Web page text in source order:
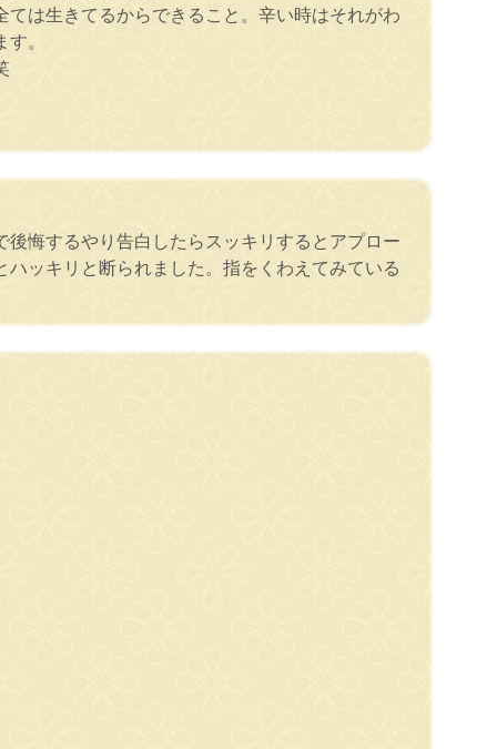
は生きてるからできること。辛い時はそれがわ
。
悔するやり告白したらスッキリするとアプロー
ッキリと断られました。指をくわえてみている